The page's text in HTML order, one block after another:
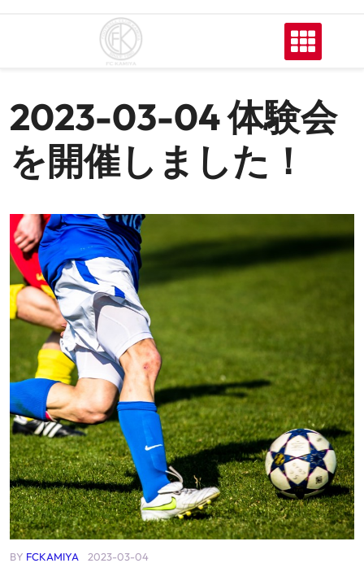
2023-03-04 体験会
を開催しました！
BY FCKAMIYA 2023-03-04